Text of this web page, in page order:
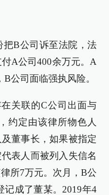
B公司诉至法院，法
A公司400余万元。A
公司面临强执风险。
关联的C公司出面与
约定由该律所物色人
董事长，如果被指定
表人而被列入失信名
所7万元。次月，B公
记成了董某。2019年4